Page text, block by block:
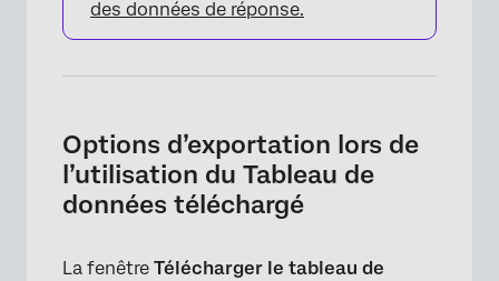
des données de réponse.
Options d’exportation lors de
l’utilisation du Tableau de
données téléchargé
La fenêtre Télécharger le tableau de